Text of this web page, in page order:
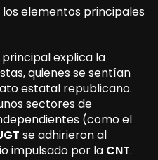
elementos principales
explica la
quienes se sentían
estatal republicano.
sectores de
(como el
se adhirieron al
impulsado por la CNT.